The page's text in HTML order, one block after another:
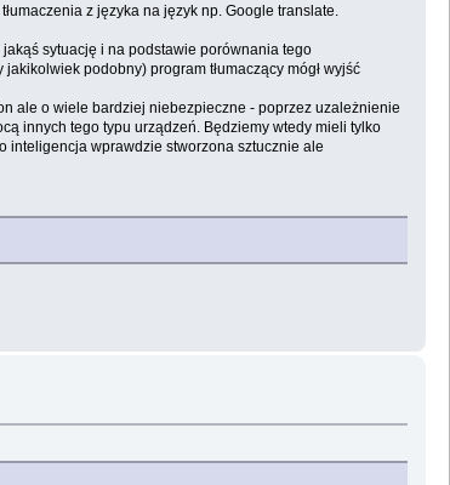
z języka na język np. Google translate.
sytuację i na podstawie porównania tego
podobny) program tłumaczący mógł wyjść
ale o wiele bardziej niebezpieczne - poprzez uzależnienie
innych tego typu urządzeń. Będziemy wtedy mieli tylko
inteligencja wprawdzie stworzona sztucznie ale